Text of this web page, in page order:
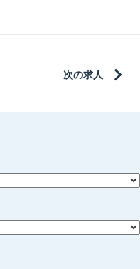
次の求人